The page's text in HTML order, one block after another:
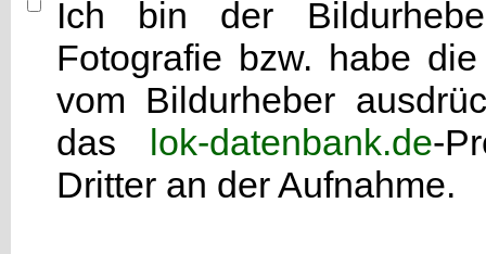
Ich bin der
Fotografie bzw. habe
vom Bildurheber
das lok-datenbank.de-
Dritter an der Aufnahme.